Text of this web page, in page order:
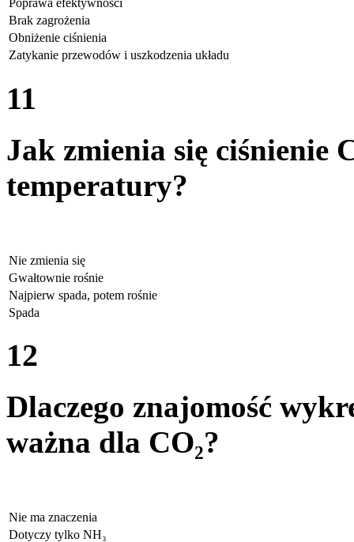
Poprawa efektywności
Brak zagrożenia
Obniżenie ciśnienia
Zatykanie przewodów i uszkodzenia układu
11
Jak zmienia się ciśnienie
temperatury?
Nie zmienia się
Gwałtownie rośnie
Najpierw spada, potem rośnie
Spada
12
Dlaczego znajomość
ważna dla CO₂?
Nie ma znaczenia
Dotyczy tylko NH₃